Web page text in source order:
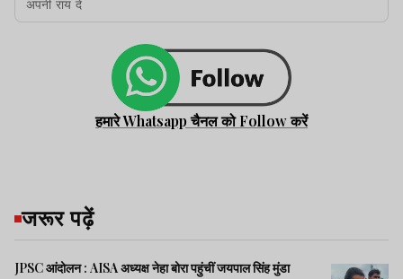
हमारे Whatsapp चैनल को Follow करें
जरूर पढ़ें
JPSC आंदोलन : AISA अध्यक्ष नेहा बोरा पहुंचीं जयपाल सिंह मुंडा